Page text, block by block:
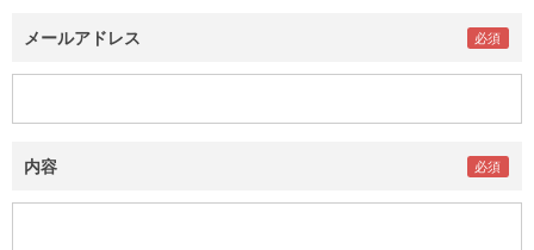
メールアドレス
内容